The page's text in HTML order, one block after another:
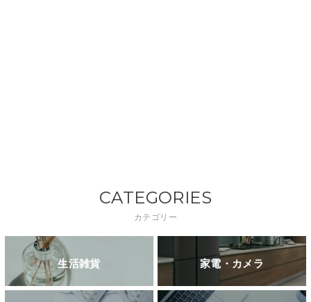
CATEGORIES
カテゴリー
生活雑貨 家電・カメラ